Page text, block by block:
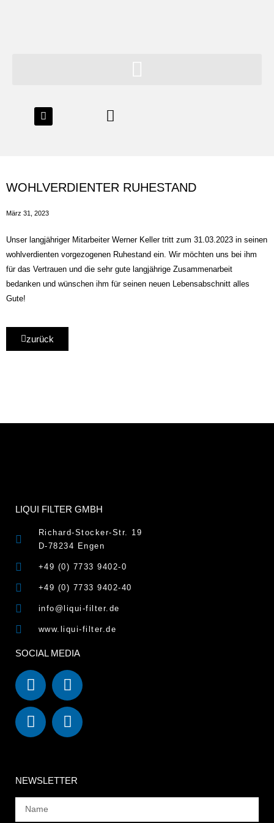
WOHLVERDIENTER RUHESTAND
März 31, 2023
Unser langjähriger Mitarbeiter Werner Keller tritt zum 31.03.2023 in seinen
wohlverdienten vorgezogenen Ruhestand ein. Wir möchten uns bei ihm
für das Vertrauen und die sehr gute langjährige Zusammenarbeit
bedanken und wünschen ihm für seinen neuen Lebensabschnitt alles
Gute!
zurück
LIQUI FILTER GMBH
Richard-Stocker-Str. 19
D-78234 Engen
+49 (0) 7733 9402-0
+49 (0) 7733 9402-40
info@liqui-filter.de
www.liqui-filter.de
SOCIAL MEDIA
NEWSLETTER